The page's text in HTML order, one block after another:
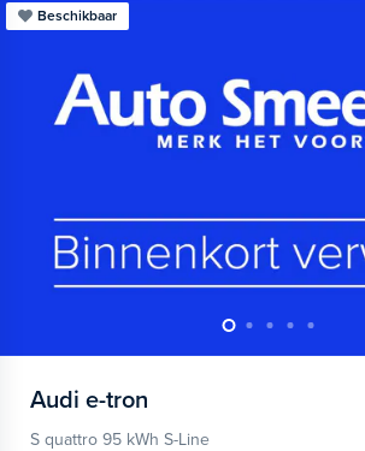
Beschikbaar
Audi e-tron
S quattro 95 kWh S-Line